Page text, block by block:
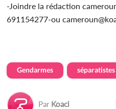
-Joindre la rédaction
691154277-ou
Gendarmes séparatistes
Par Koaci